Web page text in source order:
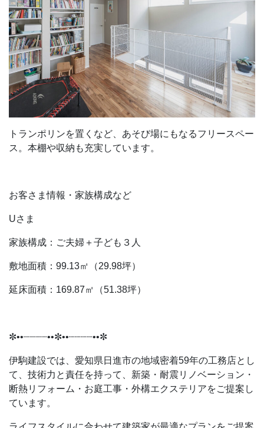
トランポリンを置くなど、あそび場にもなるフリースペー
ス。本棚や収納も充実しています。
お客さま情報・家族構成など
Uさま
家族構成：ご夫婦＋子ども３人
敷地面積：99.13㎡（29.98坪）
延床面積：169.87㎡（51.38坪）
✼••┈┈┈┈••✼••┈┈┈┈••✼
伊駒建設では、愛知県日進市の地域密着59年の工務店とし
て、技術力と責任を持って、新築・耐震リノベーション・
断熱リフォーム・お庭工事・外構エクステリアをご提案し
ています。